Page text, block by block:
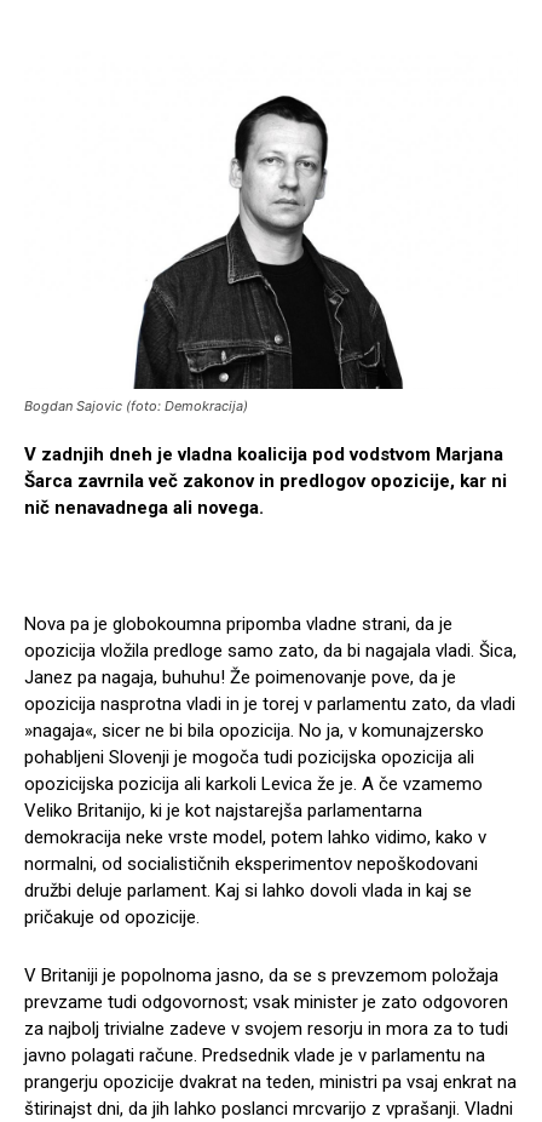
Bogdan Sajovic (foto: Demokracija)
V zadnjih dneh je vladna koalicija pod vodstvom Marjana
Šarca zavrnila več zakonov in predlogov opozicije, kar ni
nič nenavadnega ali novega.
Nova pa je globokoumna pripomba vladne strani, da je
opozicija vložila predloge samo zato, da bi nagajala vladi. Šica,
Janez pa nagaja, buhuhu! Že poimenovanje pove, da je
opozicija nasprotna vladi in je torej v parlamentu zato, da vladi
»nagaja«, sicer ne bi bila opozicija. No ja, v komunajzersko
pohabljeni Slovenji je mogoča tudi pozicijska opozicija ali
opozicijska pozicija ali karkoli Levica že je. A če vzamemo
Veliko Britanijo, ki je kot najstarejša parlamentarna
demokracija neke vrste model, potem lahko vidimo, kako v
normalni, od socialističnih eksperimentov nepoškodovani
družbi deluje parlament. Kaj si lahko dovoli vlada in kaj se
pričakuje od opozicije.
V Britaniji je popolnoma jasno, da se s prevzemom položaja
prevzame tudi odgovornost; vsak minister je zato odgovoren
za najbolj trivialne zadeve v svojem resorju in mora za to tudi
javno polagati račune. Predsednik vlade je v parlamentu na
prangerju opozicije dvakrat na teden, ministri pa vsaj enkrat na
štirinajst dni, da jih lahko poslanci mrcvarijo z vprašanji. Vladni